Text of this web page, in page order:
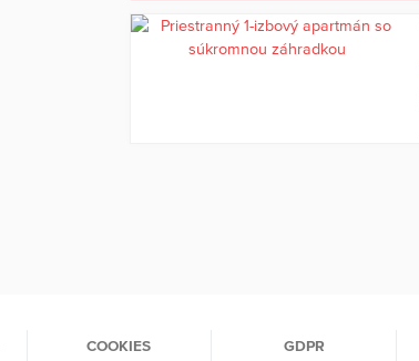
COOKIES GDPR